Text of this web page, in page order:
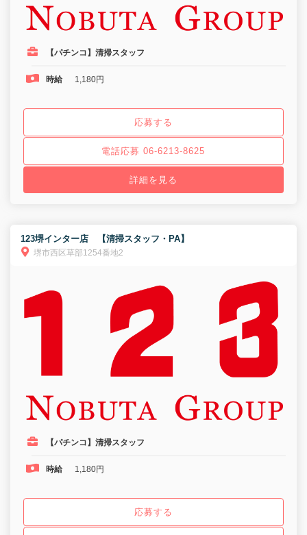
【パチンコ】清掃スタッフ
時給 1,180円
応募する
電話応募 06-6213-8625
詳細を見る
123堺インター店 【清掃スタッフ・PA】
堺市西区草部1254番地2
【パチンコ】清掃スタッフ
時給 1,180円
応募する